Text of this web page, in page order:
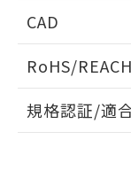
CAD
ドすることが
RoHS/
EU RoHS 注意
規格認証/適
指
るもので
ものでは
また、
荷製品に
欄に対応